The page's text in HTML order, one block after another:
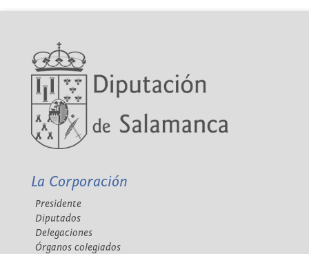
La Corporación
Presidente
Diputados
Delegaciones
Órganos colegiados